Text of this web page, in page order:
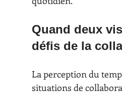
Quand deux
défis de la
La perception du
situations de